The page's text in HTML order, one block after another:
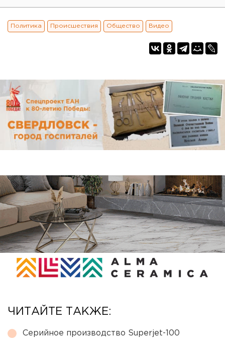
Политика Происшествия Общество Видео
ЧИТАЙТЕ ТАКЖЕ:
Серийное производство Superjet-100